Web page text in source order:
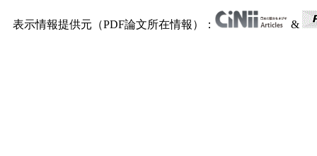
表示情報提供元（PDF論文所在情報）： &